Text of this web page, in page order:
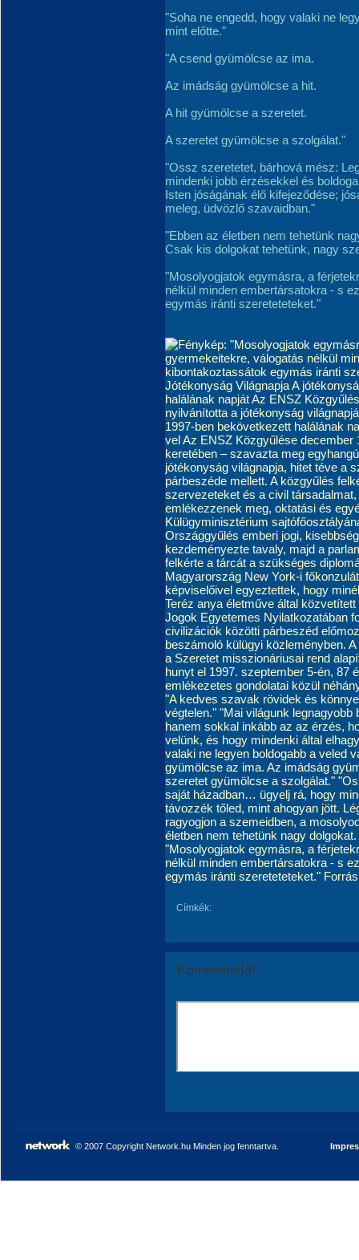
"Soha ne engedd, hogy valaki ne
mint előtte."
"A csend gyümölcse az ima.
Az imádság gyümölcse a hit.
A hit gyümölcse a szeretet.
A szeretet gyümölcse a szolgálat."
"Ossz szeretetet, bárhová mész:
mindenki jobb érzésekkel és
Isten jóságának élő kifejeződése;
meleg, üdvözlő szavaidban."
"Ebben az életben nem tehetünk
Csak kis dolgokat tehetünk, nagy
"Mosolyogjatok egymásra, a
nélkül minden embertársatokra - s
egymás iránti szereteteteket."
Címkék:
Kommentáld!
© 2007 Copyright Network.hu Minden jog fenntartva.